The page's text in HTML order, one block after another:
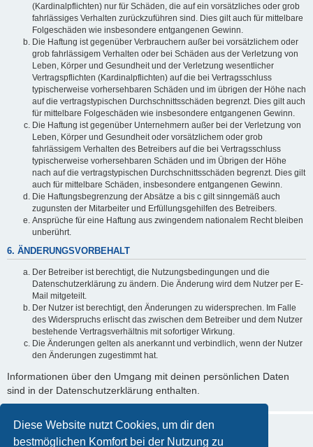
Diese Website nutzt Cookies, um dir den
bestmöglichen Komfort bei der Nutzung zu
(Kardinalpflichten) nur für Schäden, die auf ein vorsätzliches oder grob
fahrlässiges Verhalten zurückzuführen sind. Dies gilt auch für mittelbare
Folgeschäden wie insbesondere entgangenen Gewinn.
Die Haftung ist gegenüber Verbrauchern außer bei vorsätzlichem oder
grob fahrlässigem Verhalten oder bei Schäden aus der Verletzung von
Leben, Körper und Gesundheit und der Verletzung wesentlicher
Vertragspflichten (Kardinalpflichten) auf die bei Vertragsschluss
typischerweise vorhersehbaren Schäden und im übrigen der Höhe nach
auf die vertragstypischen Durchschnittsschäden begrenzt. Dies gilt auch
für mittelbare Folgeschäden wie insbesondere entgangenen Gewinn.
Die Haftung ist gegenüber Unternehmern außer bei der Verletzung von
Leben, Körper und Gesundheit oder vorsätzlichem oder grob
fahrlässigem Verhalten des Betreibers auf die bei Vertragsschluss
typischerweise vorhersehbaren Schäden und im Übrigen der Höhe
nach auf die vertragstypischen Durchschnittsschäden begrenzt. Dies gilt
auch für mittelbare Schäden, insbesondere entgangenen Gewinn.
Die Haftungsbegrenzung der Absätze a bis c gilt sinngemäß auch
zugunsten der Mitarbeiter und Erfüllungsgehilfen des Betreibers.
Ansprüche für eine Haftung aus zwingendem nationalem Recht bleiben
unberührt.
6. ÄNDERUNGSVORBEHALT
Der Betreiber ist berechtigt, die Nutzungsbedingungen und die
Datenschutzerklärung zu ändern. Die Änderung wird dem Nutzer per E-
Mail mitgeteilt.
Der Nutzer ist berechtigt, den Änderungen zu widersprechen. Im Falle
des Widerspruchs erlischt das zwischen dem Betreiber und dem Nutzer
bestehende Vertragsverhältnis mit sofortiger Wirkung.
Die Änderungen gelten als anerkannt und verbindlich, wenn der Nutzer
den Änderungen zugestimmt hat.
Informationen über den Umgang mit deinen persönlichen Daten
sind in der Datenschutzerklärung enthalten.